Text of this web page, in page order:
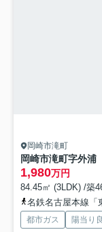
岡崎市滝町
岡崎市滝町字外浦
1,980万円
84.45㎡ (3LDK) /築
名鉄名古屋本線「東
都市ガス 陽当り